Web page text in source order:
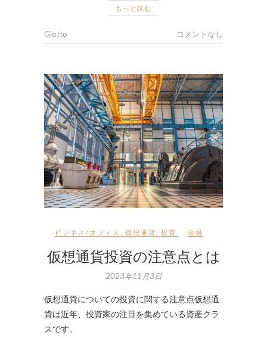
もっと読む
Giotto コメントなし
ビジネス/オフィス 仮想通貨 投資 金融
仮想通貨投資の注意点とは
2023年11月3日
仮想通貨についての投資に関する注意点仮想通
貨は近年、投資家の注目を集めている資産クラ
スです。